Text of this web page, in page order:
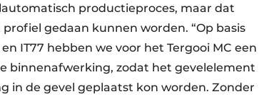
productieproces, maar dat
gedaan kunnen worden. “Op basis
IT77 hebben we voor het Tergooi MC een
binnenafwerking, zodat het gevelelement
in de gevel geplaatst kon worden. Zonder